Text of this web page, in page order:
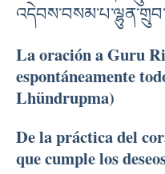
La oración a Guru
espontáneamente
Lhündrupma)
De la práctica del
que cumple los